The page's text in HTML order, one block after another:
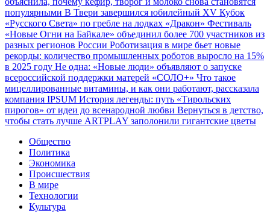
популярными В Твери завершился юбилейный XV Кубок
«Русского Света» по гребле на лодках «Дракон» Фестиваль
«Новые Огни на Байкале» объединил более 700 участников из
разных регионов России Роботизация в мире бьет новые
рекорды: количество промышленных роботов выросло на 15%
в 2025 году Не одна: «Новые люди» объявляют о запуске
всероссийской поддержки матерей «СОЛО+» Что такое
мицеллированные витамины, и как они работают, рассказала
компания IPSUM История легенды: путь «Тирольских
пирогов» от идеи до всенародной любви Вернуться в детство,
чтобы стать лучше ARTPLAY заполонили гигантские цветы
Общество
Политика
Экономика
Происшествия
В мире
Технологии
Культура